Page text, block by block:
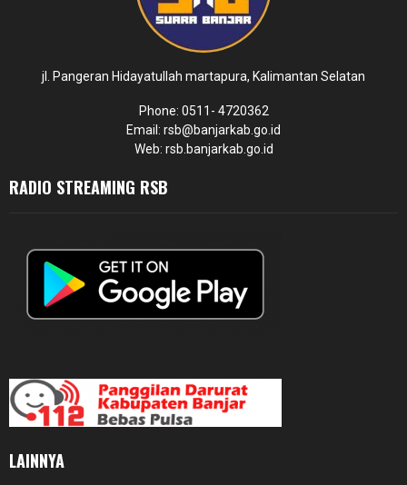
jl. Pangeran Hidayatullah martapura, Kalimantan Selatan
Phone: 0511- 4720362
Email: rsb@banjarkab.go.id
Web: rsb.banjarkab.go.id
RADIO STREAMING RSB
LAINNYA